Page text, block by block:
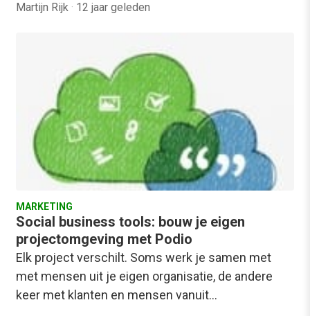
Martijn Rijk · 12 jaar geleden
MARKETING
Social business tools: bouw je eigen
projectomgeving met Podio
Elk project verschilt. Soms werk je samen met
met mensen uit je eigen organisatie, de andere
keer met klanten en mensen vanuit…